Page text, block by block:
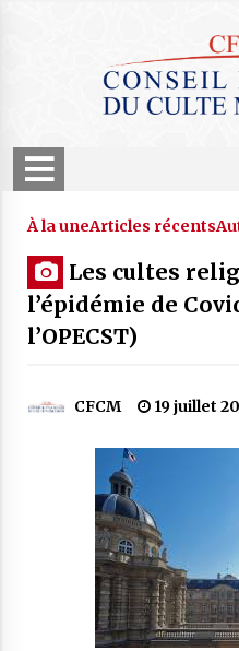
À la une plus
propos
est le jour
10 mars
Mise au
légitimité
À la uneArticles récents
Les cultes
l’épidémie de
l’OPECST)
CFCM 19 juillet